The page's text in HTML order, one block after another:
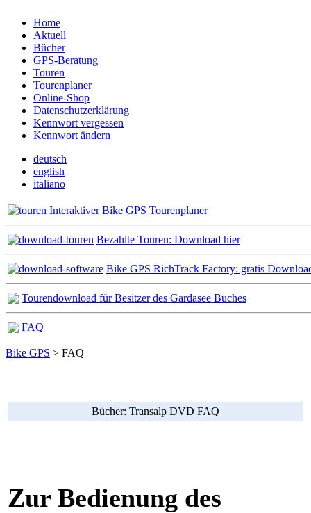
Home
Aktuell
Bücher
GPS-Beratung
Touren
Tourenplaner
Online-Shop
Datenschutzerklärung
Kennwort vergessen
Kennwort ändern
deutsch
english
italiano
Interaktiver Bike GPS Tourenplaner
Bezahlte Touren: Download hier
Bike GPS RichTrack Factory: gratis
Tourendownload für Besitzer des Gardasee Buches
FAQ
Bike GPS > FAQ
Bücher: Transalp DVD FAQ
Zur Bedienung des